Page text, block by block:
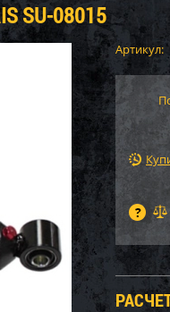
SU-08015
Артикул: